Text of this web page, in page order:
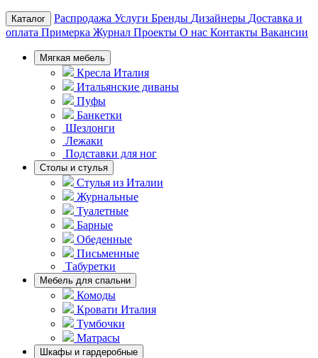
Каталог Распродажа Услуги Бренды Дизайнеры Доставка и
оплата Примерка Журнал Проекты О нас Контакты Вакансии
Мягкая мебель
Кресла Италия
Итальянские диваны
Пуфы
Банкетки
Шезлонги
Лежаки
Подставки для ног
Столы и стулья
Стулья из Италии
Журнальные
Туалетные
Барные
Обеденные
Письменные
Табуретки
Мебель для спальни
Комоды
Кровати Италия
Тумбочки
Матрасы
Шкафы и гардеробные